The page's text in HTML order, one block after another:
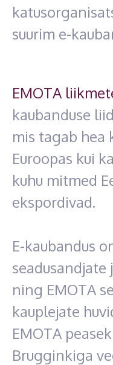
suurim e-
EMOTA
kaubanduse
mis tagab hea
Euroopas kui
kuhu mitmed
ekspordivad.
E-kaubandus
seadusandjate
ning EMOTA
kauplejate
EMOTA
Brugginkiga